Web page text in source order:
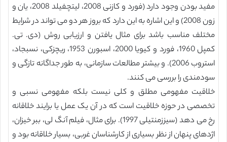
مفید بودن وجود دارد (فورد و کازنی 2008، لیتچفیلد 2008، یان و
زون 2008) و این اشاره به این دارد که بروز هر دو می تواند در شرایط
مختلف مناسب باشد برای مثال یافتن و ارزیابی روش (دی. تی.
کمپل 1960، فورد و کیویا 2000، اسبورن 1953، ریچزکی، نسبجاد،
استروب 2006). و بیشتر مطالعات سازمانی، به طور جداگانه تازگی و
سودمندی را بررسی می کنند.
خلاقیت مفهومی مطلق و کلی نیست بلکه مفهومی نسبی و
تخصصی در حوزه خلاقیت است که در آن یک عمل یا برایند خلاقانه
رخ می دهد (سیززمنتیلی 1997). برای مثال، فیلم آنگ لی، ببر خیزان،
اژدهای پنهان از نظر بسیاری از کارشناسان غربی، بسیار خلاقانه بود و